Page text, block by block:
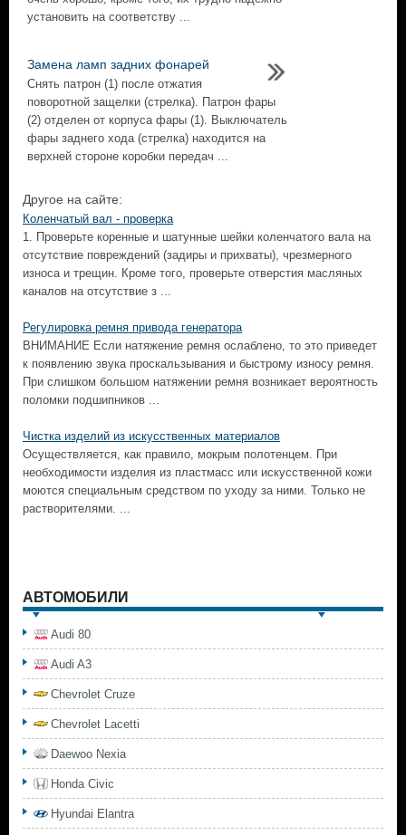
установить на соответству ...
Замена ламп задних фонарей
Снять патрон (1) после отжатия
поворотной защелки (стрелка). Патрон фары
(2) отделен от корпуса фары (1). Выключатель
фары заднего хода (стрелка) находится на
верхней стороне коробки передач ...
Другое на сайте:
Коленчатый вал - проверка
1. Проверьте коренные и шатунные шейки коленчатого вала на
отсутствие повреждений (задиры и прихваты), чрезмерного
износа и трещин. Кроме того, проверьте отверстия масляных
каналов на отсутствие з ...
Регулировка ремня привода генератора
ВНИМАНИЕ Если натяжение ремня ослаблено, то это приведет
к появлению звука проскальзывания и быстрому износу ремня.
При слишком большом натяжении ремня возникает вероятность
поломки подшипников ...
Чистка изделий из искусственных материалов
Осуществляется, как правило, мокрым полотенцем. При
необходимости изделия из пластмасс или искусственной кожи
моются специальным средством по уходу за ними. Только не
растворителями. ...
АВТОМОБИЛИ
Audi 80
Audi A3
Chevrolet Cruze
Chevrolet Lacetti
Daewoo Nexia
Honda Civic
Hyundai Elantra